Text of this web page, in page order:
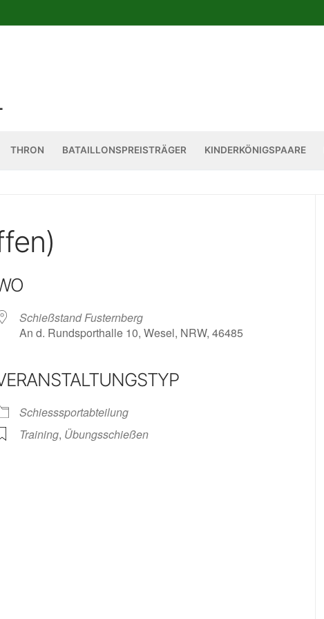
THRON BATAILLONSPREISTRÄGER KINDERKÖNIGSPAARE
Schießstand Fusternberg
An d. Rundsporthalle 10, Wesel, NRW, 46485
Schiesssportabteilung
Training, Übungsschießen